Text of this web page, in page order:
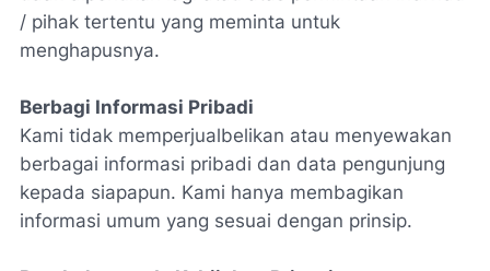
/ pihak tertentu yang meminta untuk
menghapusnya.
Berbagi Informasi Pribadi
Kami tidak memperjualbelikan atau menyewakan
berbagai informasi pribadi dan data pengunjung
kepada siapapun. Kami hanya membagikan
informasi umum yang sesuai dengan prinsip.